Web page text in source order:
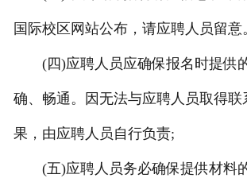
国际校区网站公布，请应聘人员留意
(四)应聘人员应确保报名时提供
确、畅通。因无法与应聘人员取得
果，由应聘人员自行负责;
(五)应聘人员务必确保提供材料